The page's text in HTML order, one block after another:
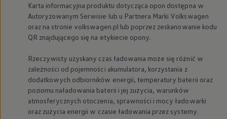
Karta informacyjna produktu dotycząca opon dostępna w
Autoryzowanym Serwisie lub u Partnera Marki Volkswagen
oraz na stronie volkswagen.pl lub poprzez zeskanowanie kodu
QR znajdującego się na etykiecie opony.
Rzeczywisty uzyskany czas ładowania może się różnić w
zależności od pojemności akumulatora, korzystania z
dodatkowych odbiorników energii, temperatury baterii oraz
poziomu naładowania baterii i jej zużycia, warunków
atmosferycznych otoczenia, sprawności i mocy ładowarki
oraz zużycia energii w czasie ładowania przez systemy.